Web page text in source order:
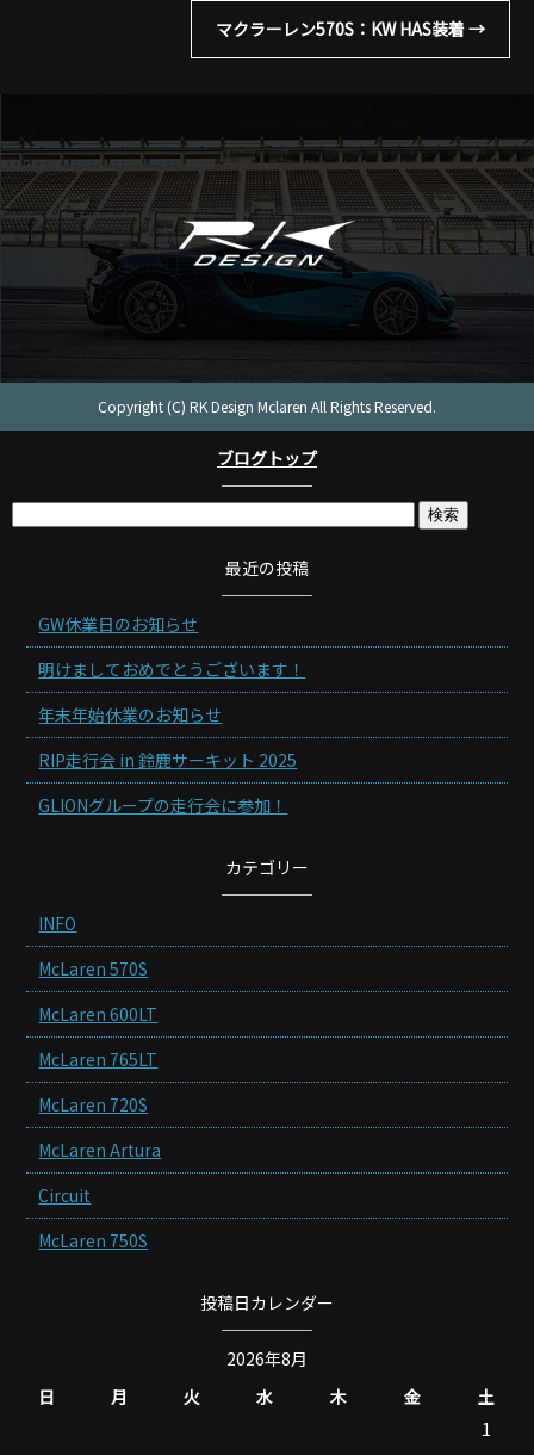
マクラーレン570S：KW HAS装着→
Copyright (C) RK Design Mclaren All Rights Reserved.
ブログトップ
最近の投稿
GW休業日のお知らせ
明けましておめでとうございます！
年末年始休業のお知らせ
RIP走行会 in 鈴鹿サーキット 2025
GLIONグループの走行会に参加！
カテゴリー
INFO
McLaren 570S
McLaren 600LT
McLaren 765LT
McLaren 720S
McLaren Artura
Circuit
McLaren 750S
投稿日カレンダー
2026年8月
日
月 火 水 木 金
土
1